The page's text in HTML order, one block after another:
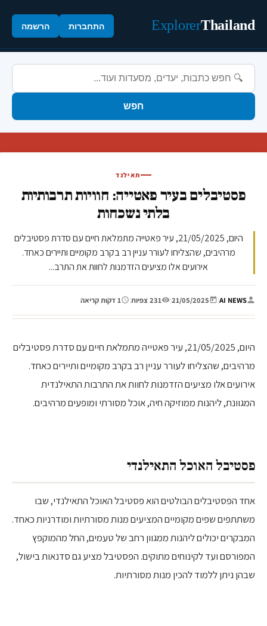
Thailand
Explorer התחברות הרשמה
חפש
תאילנד
פסטיבלים בעיר פאטייה: חוויות תרבותיות
בלתי נשכחות
היום, 21/05/2025, עיר פאטייה מתמלאת חיים עם סדרת פסטיבלים
מרהיבים, שהצליחו לעורר עניין רב בקרב מקומיים ותיירים כאחד.
אירועים אלו מציעים הזדמנות לחוות את התרב...
AI NEWS
|
21/05/2025
| 231 צפיות | 1 דקות קריאה
היום, 21/05/2025, עיר פאטייה מתמלאת חיים עם סדרת פסטיבלים
מרהיבים, שהצליחו לעורר עניין רב בקרב מקומיים ותיירים כאחד.
אירועים אלו מציעים הזדמנות לחוות את התרבות התאילנדית
המגוונת, ליהנות ממוזיקה חיה, אוכל מסורתי ומופעים מרהיבים.
פסטיבל האוכל התאילנדי
אחד הפסטיבלים הבולטים הוא פסטיבל האוכל התאילנדי, שבו
משתתפים שפים מקומיים המציעים מנות מסורתיות ומודרניות כאחד.
המבקרים יכולים ליהנות ממגוון רחב של טעמים, החל מהמוקפץ
המפורסם ועד לקינוחים מתוקים. הפסטיבל מציע גם סדנאות בישול,
שבהן ניתן ללמוד להכין מנות מסורתיות.